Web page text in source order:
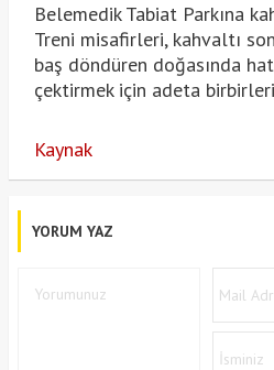
Belemedik Tabiat Parkına
Treni misafirleri, kahvaltı
baş döndüren doğasında
çektirmek için adeta
Kaynak
YORUM YAZ